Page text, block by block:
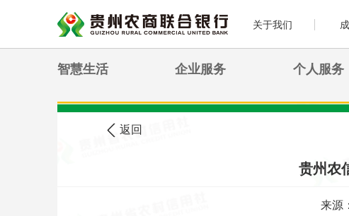
关于我们
智慧生活 企业服务 个人服务
您现在的位置: 农信公告
返回
贵州农
来源